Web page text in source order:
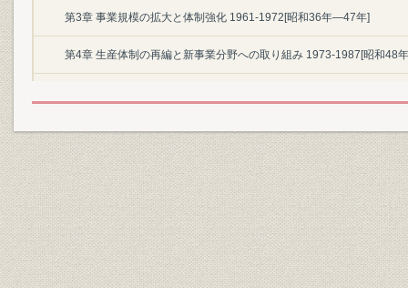
第3章 事業規模の拡大と体制強化 1961-1972[昭和36年―47年]
第4章 生産体制の再編と新事業分野への取り組み 1973-1987[昭和48
第5章 新たな成長分野の模索 1987-1996[昭和62年―平成8年]
第6章 経営革新による高収益企業への飛躍 1996-2006[平成8年―18年]
第7章 海外事業の拡大と成長への基盤強化 2006-2012[平成18年―24
第8章 グッドカンパニーへの取り組み 2012-2017[平成24年―29年]
資料編